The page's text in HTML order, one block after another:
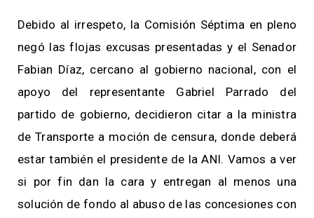
Debido al irrespeto, la Comisión Séptima en pleno
negó las flojas excusas presentadas y el Senador
Fabian Díaz, cercano al gobierno nacional, con el
apoyo del representante Gabriel Parrado del
partido de gobierno, decidieron citar a la ministra
de Transporte a moción de censura, donde deberá
estar también el presidente de la ANI. Vamos a ver
si por fin dan la cara y entregan al menos una
solución de fondo al abuso de las concesiones con